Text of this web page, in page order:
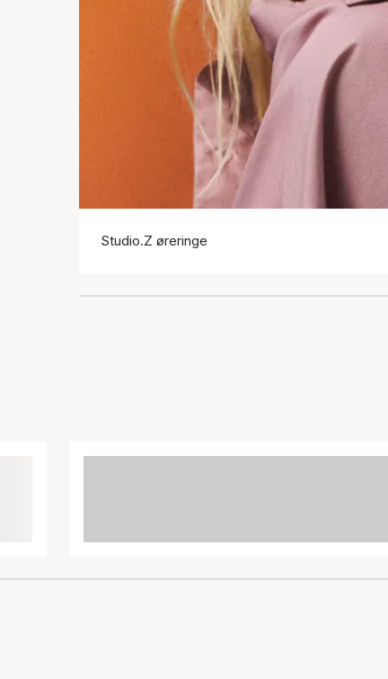
Studio.Z øreringe